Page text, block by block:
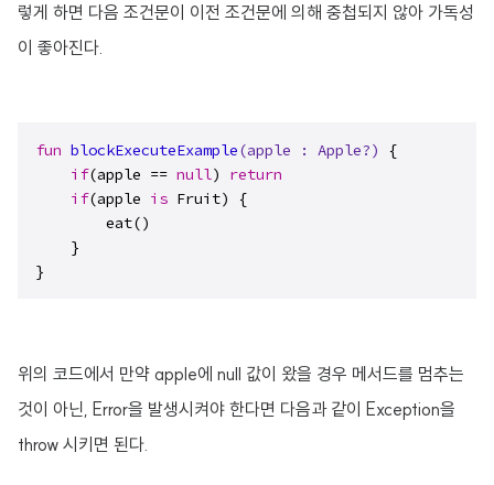
렇게 하면 다음 조건문이 이전 조건문에 의해 중첩되지 않아 가독성
이 좋아진다.
fun blockExecuteExample(apple : Apple?)
{
if(apple == null) return
if(apple is Fruit) {
        eat()
    }
}
위의 코드에서 만약 apple에 null 값이 왔을 경우 메서드를 멈추는
것이 아닌, Error을 발생시켜야 한다면 다음과 같이 Exception을
throw 시키면 된다.